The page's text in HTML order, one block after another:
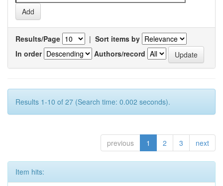
Results/Page | Sort items by
In order
Authors/record
Results 1-10 of 27 (Search time: 0.002 seconds).
previous 1 2 3 next
Item hits: